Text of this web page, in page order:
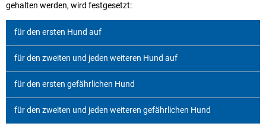
gehalten werden, wird festgesetzt:
für den ersten Hund auf
für den zweiten und jeden weiteren Hund auf
für den ersten gefährlichen Hund
für den zweiten und jeden weiteren gefährlichen Hund